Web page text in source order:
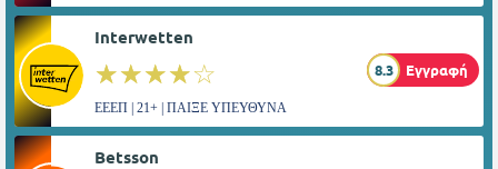
Interwetten
☆☆☆☆☆
★★★★★ 8.3 Εγγραφή
ΕΕΕΠ | 21+ | ΠΑΙΞΕ ΥΠΕΥΘΥΝΑ
Betsson